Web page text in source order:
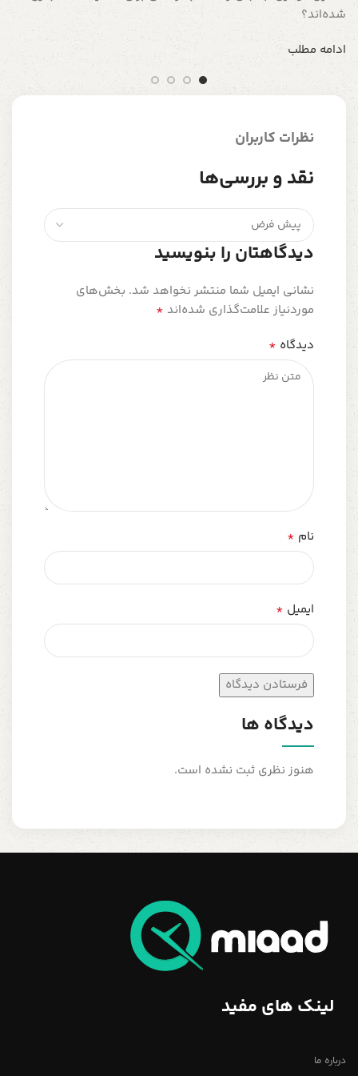
شده‌اند؟
ادامه مطلب
نظرات کاربران
نقد و بررسی‌ها
دیدگاهتان را بنویسید
نشانی ایمیل شما منتشر نخواهد شد. بخش‌های
موردنیاز علامت‌گذاری شده‌اند *
دیدگاه *
نام *
ایمیل *
دیدگاه ها
هنوز نظری ثبت نشده است.
لینک های مفید
درباره ما